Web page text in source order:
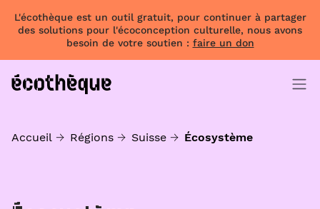
L'écothèque est un outil gratuit, pour continuer à partager
des solutions pour l'écoconception culturelle, nous avons
besoin de votre soutien : faire un don
Accueil Régions Suisse Écosystème